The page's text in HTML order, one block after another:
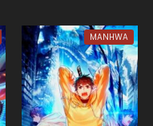
MANHWA